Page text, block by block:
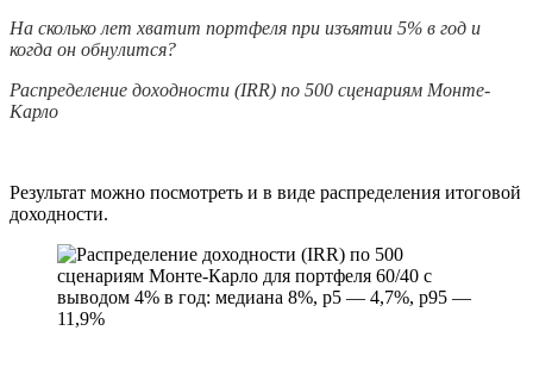
На сколько лет хватит портфеля при изъятии 5% в год и
когда он обнулится?
Распределение доходности (IRR) по 500 сценариям Монте-
Карло
Результат можно посмотреть и в виде распределения итоговой
доходности.